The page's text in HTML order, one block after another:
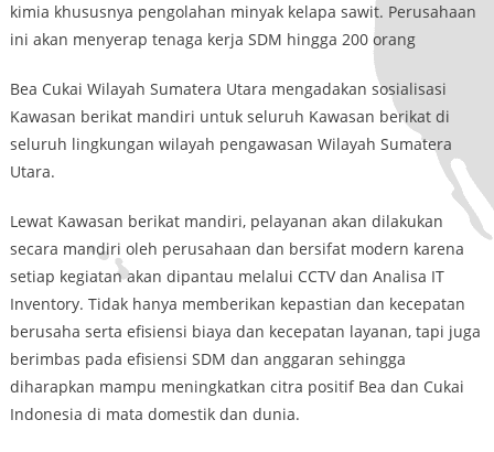
kimia khususnya pengolahan minyak kelapa sawit. Perusahaan
ini akan menyerap tenaga kerja SDM hingga 200 orang
Bea Cukai Wilayah Sumatera Utara mengadakan sosialisasi
Kawasan berikat mandiri untuk seluruh Kawasan berikat di
seluruh lingkungan wilayah pengawasan Wilayah Sumatera
Utara.
Lewat Kawasan berikat mandiri, pelayanan akan dilakukan
secara mandiri oleh perusahaan dan bersifat modern karena
setiap kegiatan akan dipantau melalui CCTV dan Analisa IT
Inventory. Tidak hanya memberikan kepastian dan kecepatan
berusaha serta efisiensi biaya dan kecepatan layanan, tapi juga
berimbas pada efisiensi SDM dan anggaran sehingga
diharapkan mampu meningkatkan citra positif Bea dan Cukai
Indonesia di mata domestik dan dunia.